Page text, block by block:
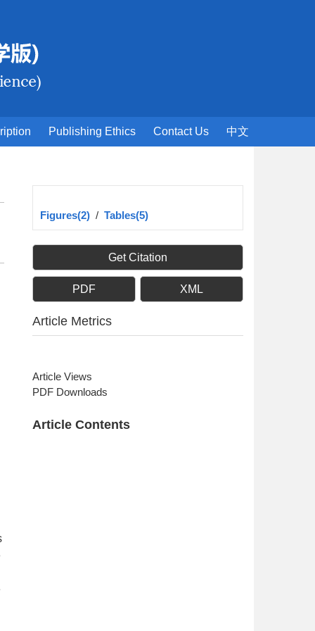
Publishing Ethics Contact Us 中文
Figures(2) / Tables(5)
Get Citation
PDF XML
Article Metrics
Article Views
PDF Downloads
Article Contents